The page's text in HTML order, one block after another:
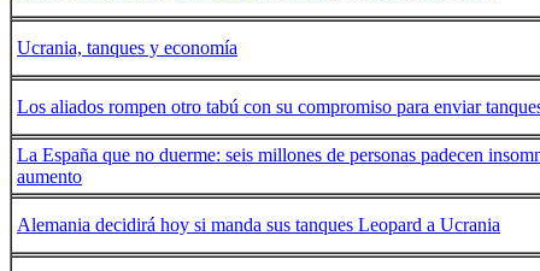
Ucrania, tanques y economía
Los aliados rompen otro tabú con su compromiso para enviar
La España que no duerme: seis millones de personas padecen
aumento
Alemania decidirá hoy si manda sus tanques Leopard a Ucrania